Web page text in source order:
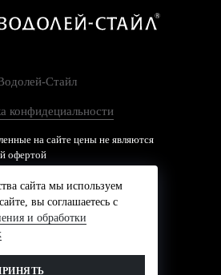
Cтайл
конфидециальности
на сайте цены не являются
офертой
сайта мы используем
вы соглашаетесь с
и обработки